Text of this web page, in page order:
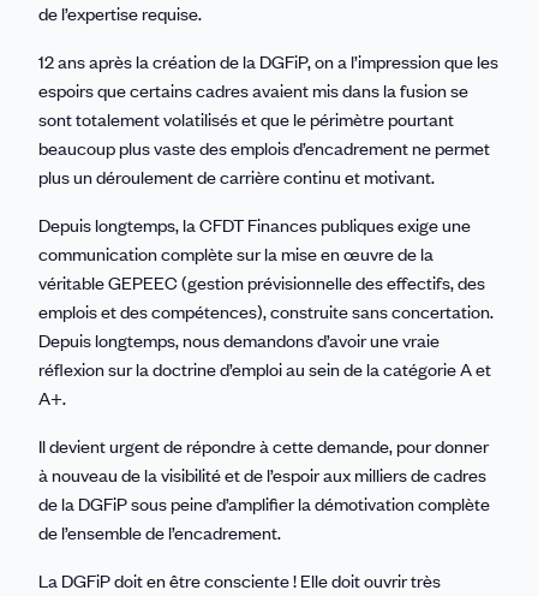
de l’expertise requise.
12 ans après la création de la DGFiP, on a l’impression que les
espoirs que certains cadres avaient mis dans la fusion se
sont totalement volatilisés et que le périmètre pourtant
beaucoup plus vaste des emplois d’encadrement ne permet
plus un déroulement de carrière continu et motivant.
Depuis longtemps, la CFDT Finances publiques exige une
communication complète sur la mise en œuvre de la
véritable GEPEEC (gestion prévisionnelle des effectifs, des
emplois et des compétences), construite sans concertation.
Depuis longtemps, nous demandons d’avoir une vraie
réflexion sur la doctrine d’emploi au sein de la catégorie A et
A+.
Il devient urgent de répondre à cette demande, pour donner
à nouveau de la visibilité et de l’espoir aux milliers de cadres
de la DGFiP sous peine d’amplifier la démotivation complète
de l’ensemble de l’encadrement.
La DGFiP doit en être consciente ! Elle doit ouvrir très